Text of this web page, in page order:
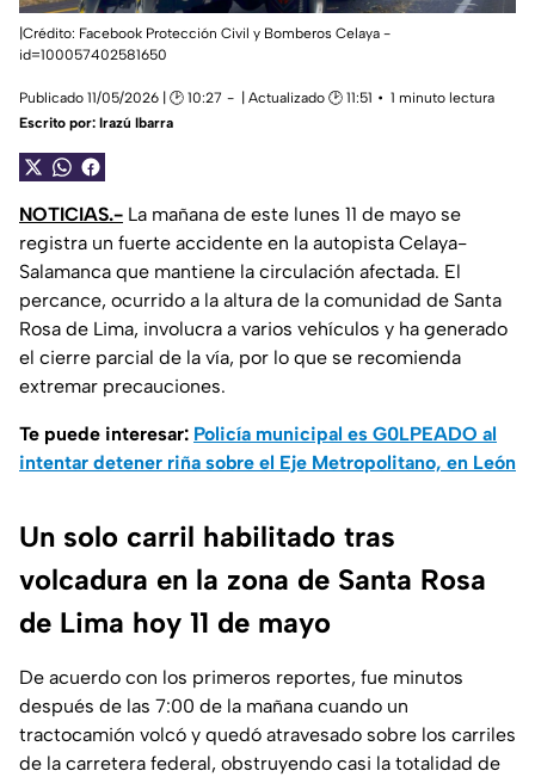
|Crédito: Facebook Protección Civil y Bomberos Celaya -
id=100057402581650
Publicado 11/05/2026 | 🕑 10:27 | Actualizado 🕑 11:51
1 minuto lectura
Escrito por: Irazú Ibarra
NOTICIAS.- La mañana de este lunes 11 de mayo se
registra un fuerte accidente en la autopista Celaya-
Salamanca que mantiene la circulación afectada. El
percance, ocurrido a la altura de la comunidad de Santa
Rosa de Lima, involucra a varios vehículos y ha generado
el cierre parcial de la vía, por lo que se recomienda
extremar precauciones.
Te puede interesar: Policía municipal es G0LPEADO al
intentar detener riña sobre el Eje Metropolitano, en León
Un solo carril habilitado tras
volcadura en la zona de Santa Rosa
de Lima hoy 11 de mayo
De acuerdo con los primeros reportes, fue minutos
después de las 7:00 de la mañana cuando un
tractocamión volcó y quedó atravesado sobre los carriles
de la carretera federal, obstruyendo casi la totalidad de